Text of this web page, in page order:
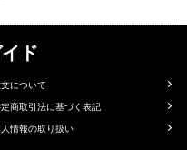
ド
について
商取引法に基づく表記
情報の取り扱い